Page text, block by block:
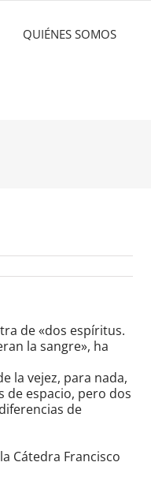
QUIÉNES SOMOS
de «dos espíritus.
la sangre», ha
la vejez, para nada,
de espacio, pero dos
de
Cátedra Francisco